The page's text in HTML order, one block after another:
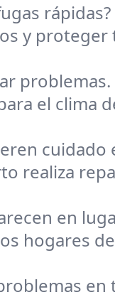
y
el clima
realiza
en
hogares